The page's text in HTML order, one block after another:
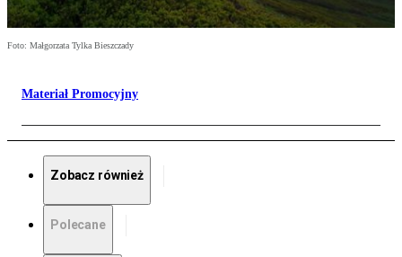
Foto: Małgorzata Tylka Bieszczady
Materiał Promocyjny
Zobacz również
Polecane